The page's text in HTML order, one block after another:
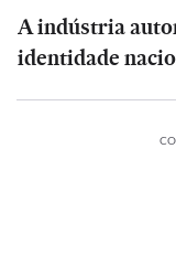
A indústria
identidade